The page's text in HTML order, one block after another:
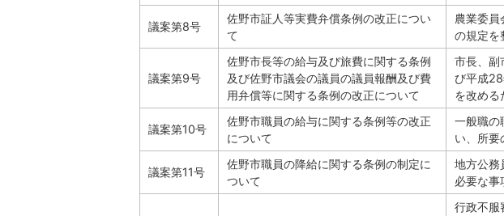
議案第8号
佐野市証人等実費弁償条例の改正につい
て
農業委員
の規定を
議案第9号
佐野市長等の給与及び旅費に関する条例
及び佐野市議会の議員の議員報酬及び費
用弁償等に関する条例の改正について
市長、副
び平成
を改める
議案第10号
佐野市職員の給与に関する条例等の改正
について
一般職の
い、所要
議案第11号
佐野市職員の降給に関する条例の制定に
ついて
地方公務
必要な事
行政不服